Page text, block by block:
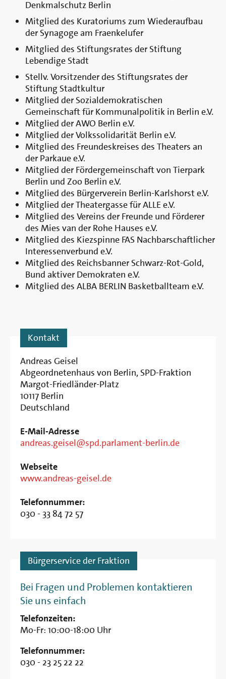
Denkmalschutz Berlin
Mitglied des Kuratoriums zum Wiederaufbau
der Synagoge am Fraenkelufer
Mitglied des Stiftungsrates der Stiftung
Lebendige Stadt
Stellv. Vorsitzender des Stiftungsrates der
Stiftung Stadtkultur
Mitglied der Sozialdemokratischen
Gemeinschaft für Kommunalpolitik in Berlin e.V.
Mitglied der AWO Berlin e.V.
Mitglied der Volkssolidarität Berlin e.V.
Mitglied des Freundeskreises des Theaters an
der Parkaue e.V.
Mitglied der Fördergemeinschaft von Tierpark
Berlin und Zoo Berlin e.V.
Mitglied des Bürgerverein Berlin-Karlshorst e.V.
Mitglied der Theatergasse für ALLE e.V.
Mitglied des Vereins der Freunde und Förderer
des Mies van der Rohe Hauses e.V.
Mitglied des Kiezspinne FAS Nachbarschaftlicher
Interessenverbund e.V.
Mitglied des Reichsbanner Schwarz-Rot-Gold,
Bund aktiver Demokraten e.V.
Mitglied des ALBA BERLIN Basketballteam e.V.
Kontakt
Andreas Geisel
Abgeordnetenhaus von Berlin, SPD-Fraktion
Margot-Friedländer-Platz
10117 Berlin
Deutschland
E-Mail-Adresse
andreas.geisel@spd.parlament-berlin.de
Webseite
www.andreas-geisel.de
Telefonnummer:
030 - 33 84 72 57
Bürgerservice der Fraktion
Bei Fragen und Problemen kontaktieren
Sie uns einfach
Telefonzeiten:
Mo-Fr: 10:00-18:00 Uhr
Telefonnummer:
030 - 23 25 22 22